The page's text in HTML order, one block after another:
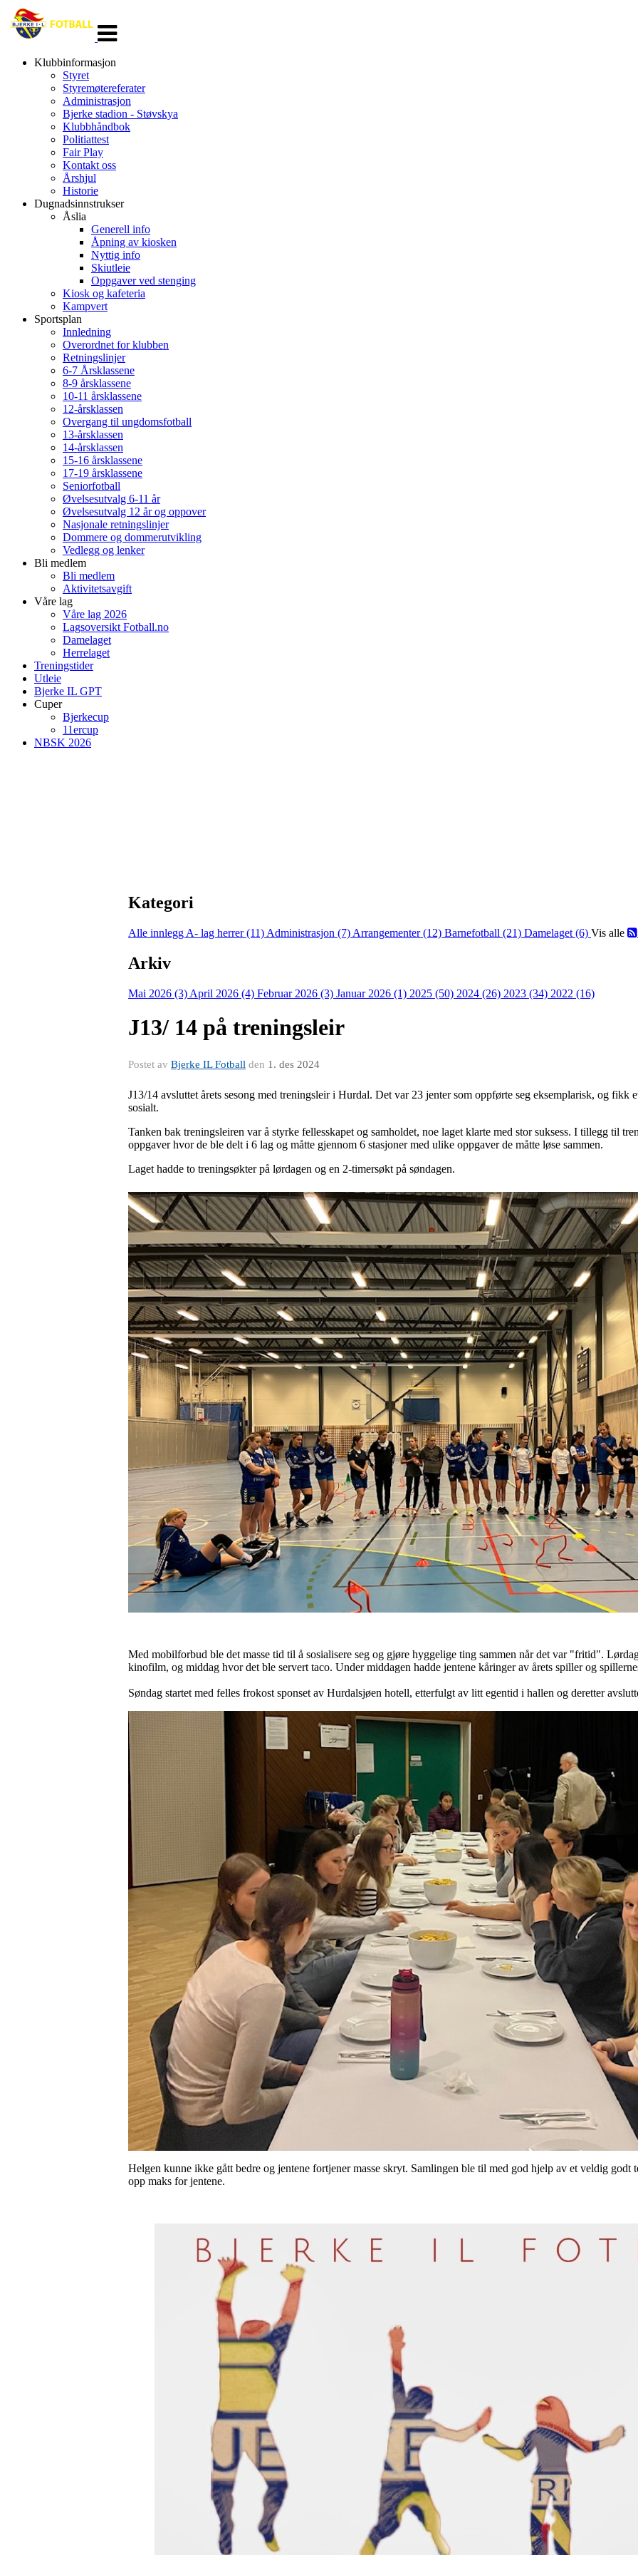
navigasjon
Klubbinformasjon
Styret
Styremøtereferater
Administrasjon
Bjerke stadion - Støvskya
Klubbhåndbok
Politiattest
Fair Play
Kontakt oss
Årshjul
Historie
Dugnadsinnstrukser
Åslia
Generell info
Åpning av kiosken
Nyttig info
Skiutleie
Oppgaver ved stenging
Kiosk og kafeteria
Kampvert
Sportsplan
Innledning
Overordnet for klubben
Retningslinjer
6-7 Årsklassene
8-9 årsklassene
10-11 årsklassene
12-årsklassen
Overgang til ungdomsfotball
13-årsklassen
14-årsklassen
15-16 årsklassene
17-19 årsklassene
Seniorfotball
Øvelsesutvalg 6-11 år
Øvelsesutvalg 12 år og oppover
Nasjonale retningslinjer
Dommere og dommerutvikling
Vedlegg og lenker
Bli medlem
Bli medlem
Aktivitetsavgift
Våre lag
Våre lag 2026
Lagsoversikt Fotball.no
Damelaget
Herrelaget
Treningstider
Utleie
Bjerke IL GPT
Cuper
Bjerkecup
11ercup
NBSK 2026
Kategori
Alle innlegg A- lag herrer (11) Administrasjon (7) Arrangementer (12) Barnefotball (21) Damelaget (6) Vis alle
Arkiv
Mai 2026 (3) April 2026 (4) Februar 2026 (3) Januar 2026 (1) 2025 (50) 2024 (26) 2023 (34) 2022 (16)
J13/ 14 på treningsleir
Postet av Bjerke IL Fotball den 1. des 2024
J13/14 avsluttet årets sesong med treningsleir i Hurdal. Det var 23 jenter som oppførte seg eksemplarisk, og fikk
sosialt.
Tanken bak treningsleiren var å styrke fellesskapet og samholdet, noe laget klarte med stor suksess. I tillegg til
oppgaver hvor de ble delt i 6 lag og måtte gjennom 6 stasjoner med ulike oppgaver de måtte løse sammen.
Laget hadde to treningsøkter på lørdagen og en 2-timersøkt på søndagen.
Med mobilforbud ble det masse tid til å sosialisere seg og gjøre hyggelige ting sammen når det var "fritid".
kinofilm, og middag hvor det ble servert taco. Under middagen hadde jentene kåringer av årets spiller og
Søndag startet med felles frokost sponset av Hurdalsjøen hotell, etterfulgt av litt egentid i hallen og deretter
Helgen kunne ikke gått bedre og jentene fortjener masse skryt. Samlingen ble til med god hjelp av et veldig godt
opp maks for jentene.